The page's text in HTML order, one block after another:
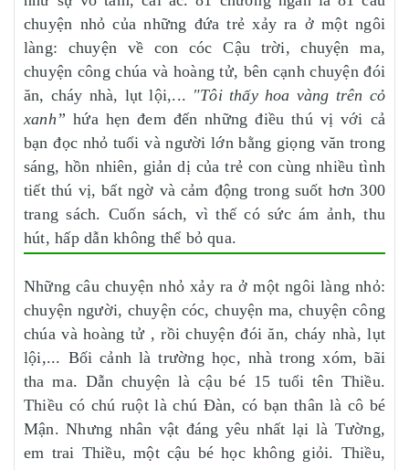
chuyện nhỏ của những đứa trẻ xảy ra ở một ngôi
làng: chuyện về con cóc Cậu trời, chuyện ma,
chuyện công chúa và hoàng tử, bên cạnh chuyện đói
ăn, cháy nhà, lụt lội,... "Tôi thấy hoa vàng trên cỏ
xanh” hứa hẹn đem đến những điều thú vị với cả
bạn đọc nhỏ tuổi và người lớn bằng giọng văn trong
sáng, hồn nhiên, giản dị của trẻ con cùng nhiều tình
tiết thú vị, bất ngờ và cảm động trong suốt hơn 300
trang sách. Cuốn sách, vì thế có sức ám ảnh, thu
hút, hấp dẫn không thể bỏ qua.
Những câu chuyện nhỏ xảy ra ở một ngôi làng nhỏ:
chuyện người, chuyện cóc, chuyện ma, chuyện công
chúa và hoàng tử , rồi chuyện đói ăn, cháy nhà, lụt
lội,... Bối cảnh là trường học, nhà trong xóm, bãi
tha ma. Dẫn chuyện là cậu bé 15 tuổi tên Thiều.
Thiều có chú ruột là chú Đàn, có bạn thân là cô bé
Mận. Nhưng nhân vật đáng yêu nhất lại là Tường,
em trai Thiều, một cậu bé học không giỏi. Thiều,